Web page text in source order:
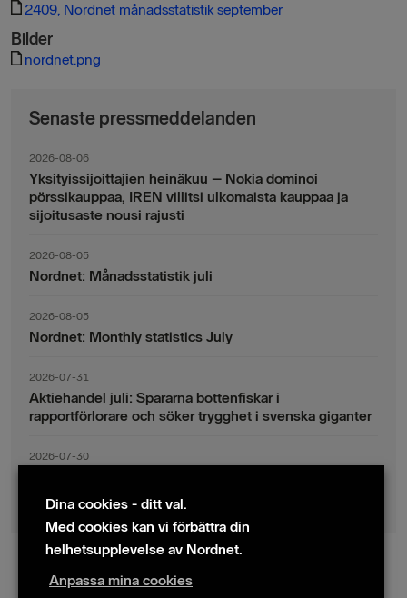
2409, Nordnet månadsstatistik september
Bilder
nordnet.png
Senaste pressmeddelanden
2026-08-06
Yksityissijoittajien heinäkuu – Nokia dominoi
pörssikauppaa, IREN villitsi ulkomaista kauppaa ja
sijoitusaste nousi rajusti
2026-08-05
Nordnet: Månadsstatistik juli
2026-08-05
Nordnet: Monthly statistics July
2026-07-31
Aktiehandel juli: Spararna bottenfiskar i
rapportförlorare och söker trygghet i svenska giganter
2026-07-30
indexsparandet ligger fast
© 2024 Nordnet AB (publ)
Dina cookies - ditt val.
Med cookies kan vi förbättra din
helhetsupplevelse av Nordnet.
Anpassa mina cookies